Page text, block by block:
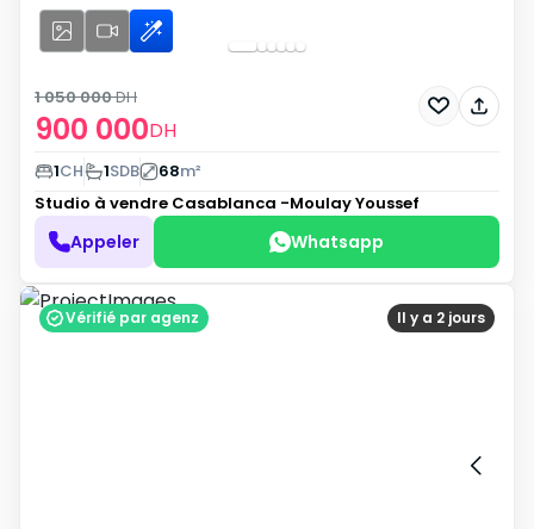
900 000DH
1 050 000DH
1CH 1SDB 68m²
Studio à vendre Casablanca -Moulay Youssef
Appeler Whatsapp
Il y a 2 jours
Vérifié par agenz